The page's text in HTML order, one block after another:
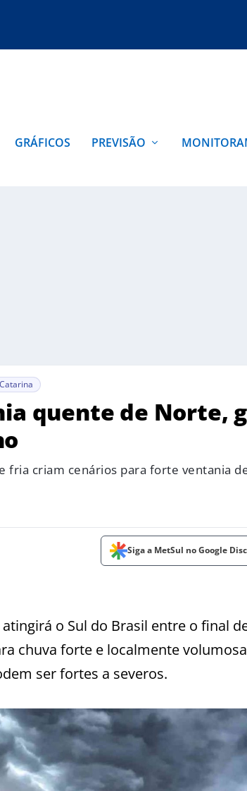
GRÁFICOS PREVISÃO
quente de Norte,
criam cenários para forte ventania
Siga a MetSul no Google
o Sul do Brasil entre o final
chuva forte e localmente
ser fortes a severos.